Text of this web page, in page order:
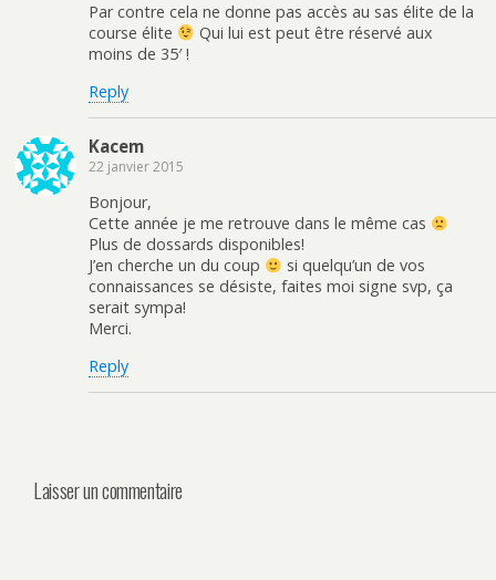
Par contre cela ne donne pas accès au sas élite de la
course élite
Qui lui est peut être réservé aux
moins de 35′ !
Reply
Kacem
22 janvier 2015
Bonjour,
Cette année je me retrouve dans le même cas
Plus de dossards disponibles!
J’en cherche un du coup
si quelqu’un de vos
connaissances se désiste, faites moi signe svp, ça
serait sympa!
Merci.
Reply
Laisser un commentaire